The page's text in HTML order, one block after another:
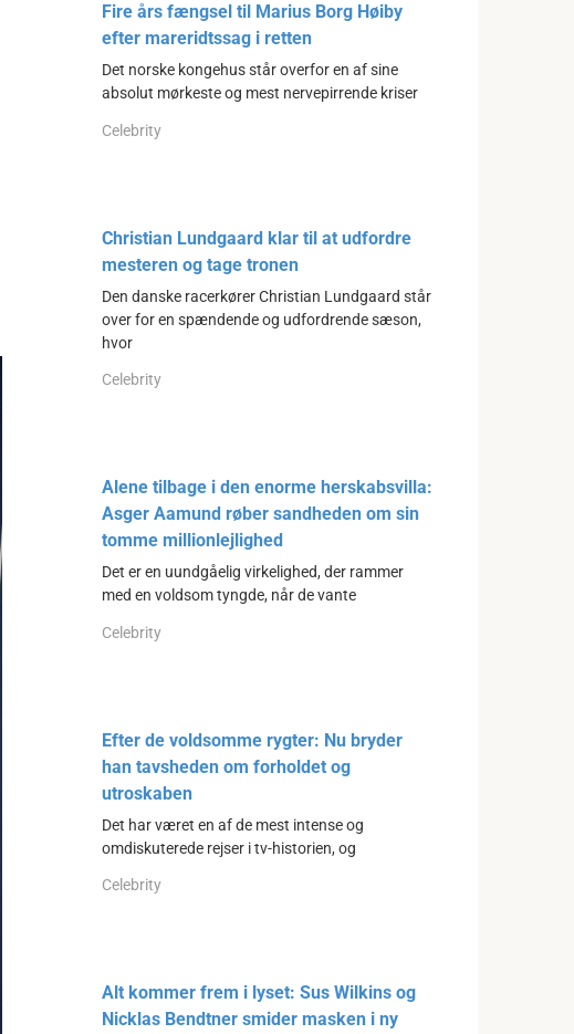
Fire års fængsel til Marius Borg Høiby
efter mareridtssag i retten
Det norske kongehus står overfor en af sine
absolut mørkeste og mest nervepirrende kriser
Celebrity
Christian Lundgaard klar til at udfordre
mesteren og tage tronen
Den danske racerkører Christian Lundgaard står
over for en spændende og udfordrende sæson,
hvor
Celebrity
Alene tilbage i den enorme herskabsvilla:
Asger Aamund røber sandheden om sin
tomme millionlejlighed
Det er en uundgåelig virkelighed, der rammer
med en voldsom tyngde, når de vante
Celebrity
Efter de voldsomme rygter: Nu bryder
han tavsheden om forholdet og
utroskaben
Det har været en af de mest intense og
omdiskuterede rejser i tv-historien, og
Celebrity
Alt kommer frem i lyset: Sus Wilkins og
Nicklas Bendtner smider masken i ny